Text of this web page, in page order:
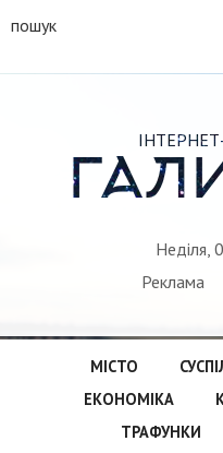
пошук
Неділя,
Реклама
МІСТО
ЕКОНОМІКА
ТРАФУНКИ